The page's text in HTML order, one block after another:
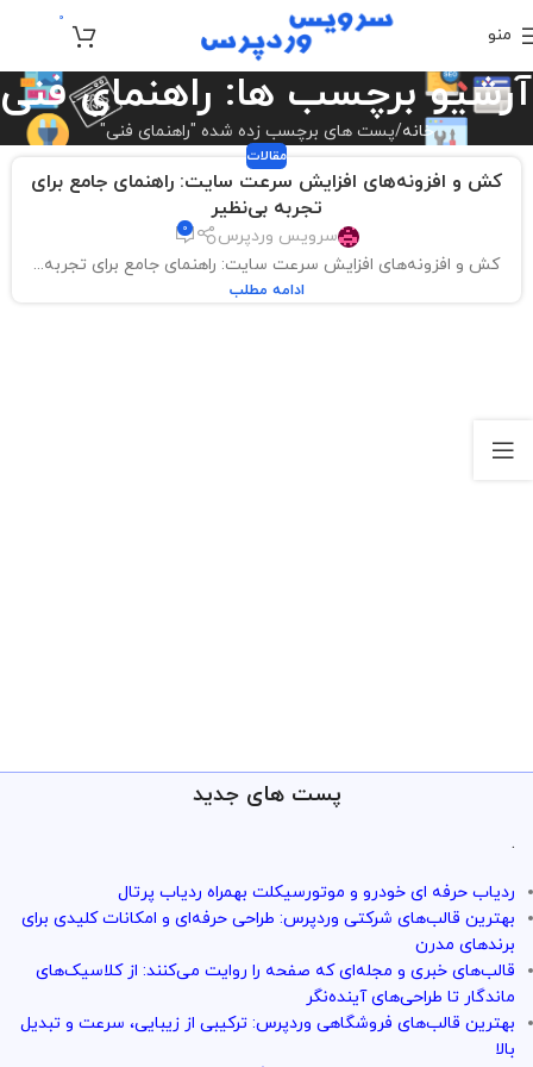
منو
0
آرشیو برچسب ها: راهنمای فنی
خانه پست های برچسب زده شده "راهنمای فنی"
مقالات
کش و افزونه‌های افزایش سرعت سایت: راهنمای جامع برای
تجربه بی‌نظیر
سرویس وردپرس 0
کش و افزونه‌های افزایش سرعت سایت: راهنمای جامع برای تجربه...
ادامه مطلب
پست های جدید
.
ردیاب حرفه ای خودرو و موتورسیکلت بهمراه ردیاب پرتال
بهترین قالب‌های شرکتی وردپرس: طراحی حرفه‌ای و امکانات کلیدی برای
برندهای مدرن
قالب‌های خبری و مجله‌ای که صفحه را روایت می‌کنند: از کلاسیک‌های
ماندگار تا طراحی‌های آینده‌نگر
بهترین قالب‌های فروشگاهی وردپرس: ترکیبی از زیبایی، سرعت و تبدیل
بالا